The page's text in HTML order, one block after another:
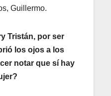
Guillermo.
Tristán, por ser
los ojos a los
notar que sí hay